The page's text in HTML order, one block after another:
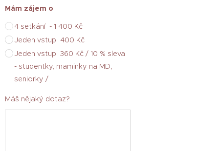
Mám zájem o
4 setkání - 1 400 Kč
Jeden vstup 400 Kč
Jeden vstup 360 Kč / 10 % sleva
- studentky, maminky na MD,
seniorky /
Máš nějaký dotaz?